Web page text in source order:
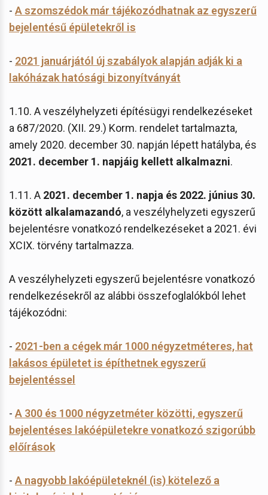
- A szomszédok már tájékozódhatnak az egyszerű
bejelentésű épületekről is
- 2021 januárjától új szabályok alapján adják ki a
lakóházak hatósági bizonyítványát
1.10. A veszélyhelyzeti építésügyi rendelkezéseket
a 687/2020. (XII. 29.) Korm. rendelet tartalmazta,
amely 2020. december 30. napján lépett hatályba, és
2021. december 1. napjáig kellett alkalmazni.
1.11. A 2021. december 1. napja és 2022. június 30.
között alkalamazandó, a veszélyhelyzeti egyszerű
bejelentésre vonatkozó rendelkezéseket a 2021. évi
XCIX. törvény tartalmazza.
A veszélyhelyzeti egyszerű bejelentésre vonatkozó
rendelkezésekről az alábbi összefoglalókból lehet
tájékozódni:
- 2021-ben a cégek már 1000 négyzetméteres, hat
lakásos épületet is építhetnek egyszerű
bejelentéssel
- A 300 és 1000 négyzetméter közötti, egyszerű
bejelentéses lakóépületekre vonatkozó szigorúbb
előírások
- A nagyobb lakóépületeknél (is) kötelező a